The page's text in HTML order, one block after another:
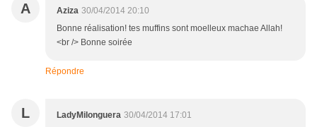
A Aziza 30/04/2014 20:10
Bonne réalisation! tes muffins sont moelleux machae Allah!
<br /> Bonne soirée
Répondre
L LadyMilonguera 30/04/2014 17:01